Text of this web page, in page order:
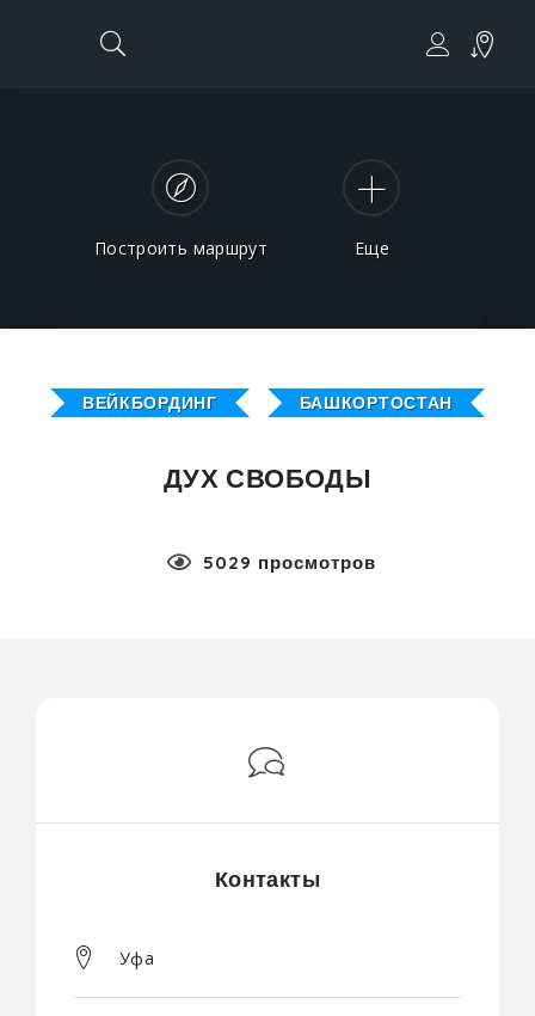
Построить маршрут Еще
ВЕЙКБОРДИНГ БАШКОРТОСТАН
ДУХ СВОБОДЫ
5029 просмотров
Контакты
Уфа